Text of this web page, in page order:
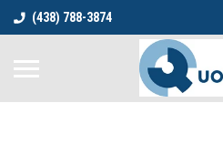
(438) 788-3874